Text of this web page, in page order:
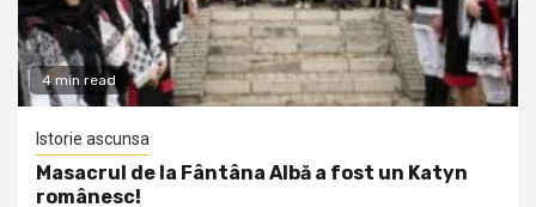
4 min read
Istorie ascunsa
Masacrul de la Fântâna Albă a fost un Katyn
românesc!